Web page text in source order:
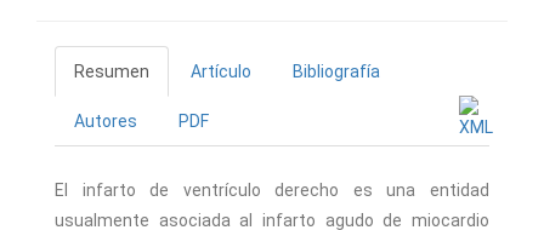
Resumen Artículo Bibliografía
Autores PDF
El infarto de ventrículo derecho es una entidad
usualmente asociada al infarto agudo de miocardio